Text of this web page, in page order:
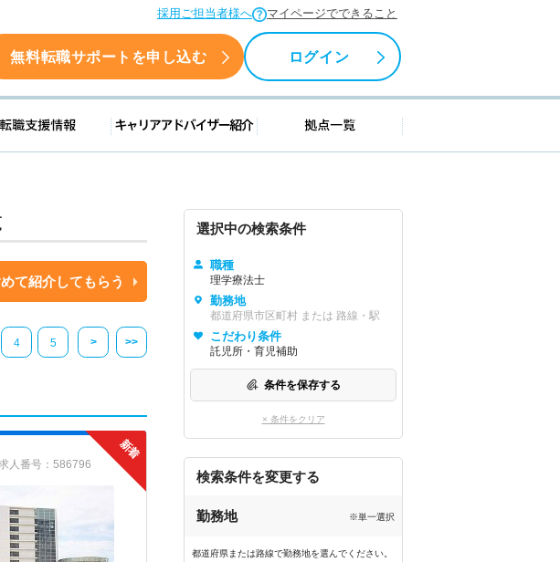
採用ご担当者様へ マイページでできること
無料転職サポートを申し込む ログイン
事例 転職支援情報 キャリアアドバイザー紹介 拠点一覧
て紹介してもらう
4 5 > >>
人番号：586796
選択中の検索条件
職種
理学療法士
勤務地
都道府県市区町村 または 路線・駅
こだわり条件
託児所・育児補助
条件を保存する
× 条件をクリア
検索条件を変更する
勤務地 ※単一選択
都道府県または路線で勤務地を選んでください。